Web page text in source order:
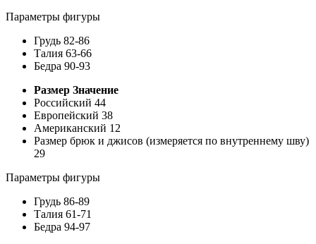
Параметры фигуры
Грудь 82-86
Талия 63-66
Бедра 90-93
Размер Значение
Российский 44
Европейский 38
Американский 12
Размер брюк и джисов (измеряется по внутреннему шву)
29
Параметры фигуры
Грудь 86-89
Талия 61-71
Бедра 94-97